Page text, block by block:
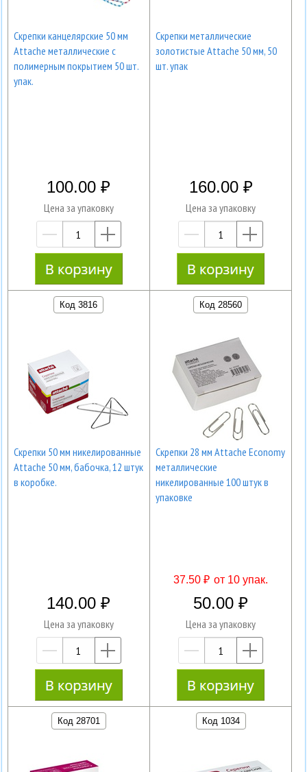
Скрепки канцелярские 50 мм
Attache металлические с
полимерным покрытием 50 шт.
упак.
100.00
Цена за упаковку
—
Скрепки металлические
золотистые Attache 50 мм, 50
шт. упак
160.00
Цена за упаковку
—
Код 3816
Скрепки 50 мм никелированные
Attache 50 мм, бабочка, 12 штук
в коробке.
140.00
Цена за упаковку
—
Код 28560
Скрепки 28 мм Attache Economy
металлические
никелированные 100 штук в
упаковке
37.50 ₽ от 10 упак.
50.00
Цена за упаковку
—
Код 28701 Код 1034